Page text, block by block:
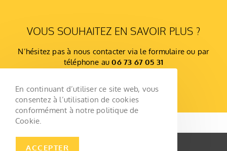
VOUS SOUHAITEZ EN SAVOIR PLUS ?
N’hésitez pas à nous contacter via le formulaire ou par
téléphone au06 73 67 05 31
Faisons connaissance
En continuant d’utiliser ce site web, vous
consentez à l’utilisation de cookies
conformément à notre politique de
Cookie.
ACCEPTER